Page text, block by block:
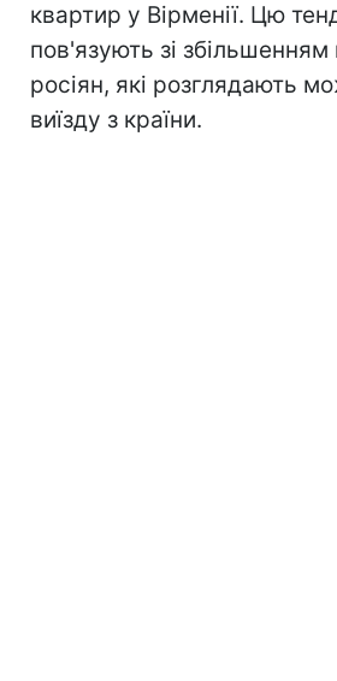
квартир у Вірменії. Цю
пов'язують зі збільшенням
росіян, які розглядають
виїзду з країни.